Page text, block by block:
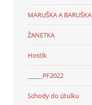
MARUŠKA A BARUŠKA
ŽANETKA
Hostík
_____PF2022
Schody do útulku